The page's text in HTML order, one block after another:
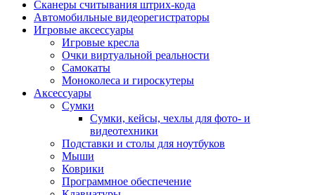
Сканеры считывания штрих-кода
Автомобильные видеорегистраторы
Игровые аксессуары
Игровые кресла
Очки виртуальной реальности
Самокаты
Моноколеса и гироскутеры
Аксессуары
Сумки
Сумки, кейсы, чехлы для фото- и
видеотехники
Подставки и столы для ноутбуков
Мыши
Коврики
Программное обеспечение